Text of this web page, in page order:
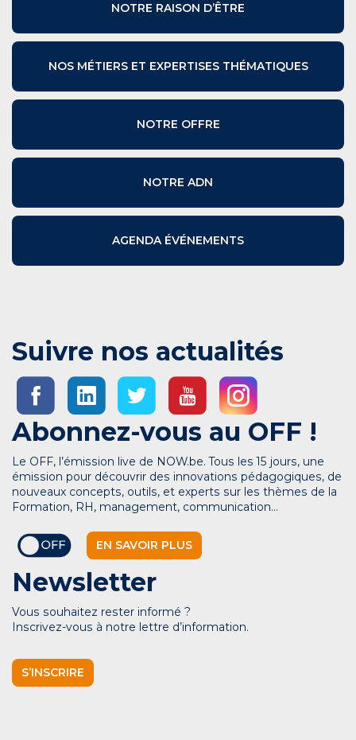
NOTRE RAISON D’ÊTRE
NOS MÉTIERS ET EXPERTISES THÉMATIQUES
NOTRE OFFRE
NOTRE ADN
AGENDA ÉVÉNEMENTS
Suivre nos actualités
Abonnez-vous au OFF !
Le OFF, l’émission live de NOW.be. Tous les 15 jours, une
émission pour découvrir des innovations pédagogiques, de
nouveaux concepts, outils, et experts sur les thèmes de la
Formation, RH, management, communication…
EN SAVOIR PLUS
Newsletter
Vous souhaitez rester informé ?
Inscrivez-vous à notre lettre d’information.
S’INSCRIRE